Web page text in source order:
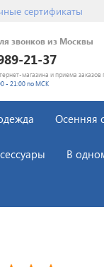
сертификаты
звонков из Москвы
21-37
магазина и приема заказов
- 21:00 по МСК
Осенняя
В